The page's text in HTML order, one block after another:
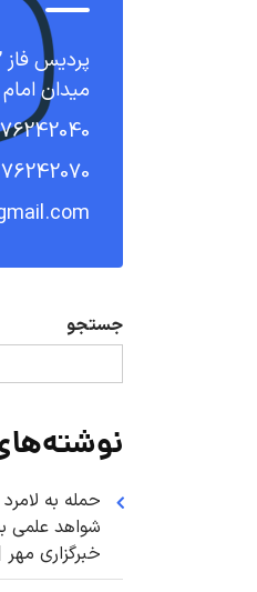
میدان امام
جستجو
حمله به
خبرگزاری